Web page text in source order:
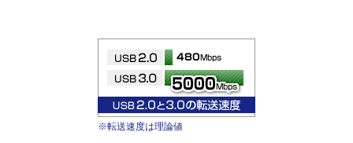
※転送速度は理論値